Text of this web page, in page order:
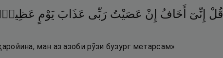
قُلْ إِنِّىٓ أَخَافُ إِنْ عَصَيْتُ رَبِّى عَذَابَ يَوْمٍ
ман аз азоби рӯзи бузург метарсам».